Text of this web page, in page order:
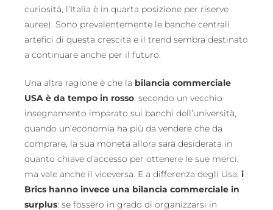
curiosità, l’Italia è in quarta posizione per riserve
auree). Sono prevalentemente le banche centrali
artefici di questa crescita e il trend sembra destinato
a continuare anche per il futuro.
Una altra ragione è che la bilancia commerciale
USA è da tempo in rosso: secondo un vecchio
insegnamento imparato sui banchi dell’università,
quando un’economia ha più da vendere che da
comprare, la sua moneta allora sarà desiderata in
quanto chiave d’accesso per ottenere le sue merci,
ma vale anche il viceversa. E a differenza degli Usa,i
Brics hanno invece una bilancia commerciale in
surplus: se fossero in grado di organizzarsi in